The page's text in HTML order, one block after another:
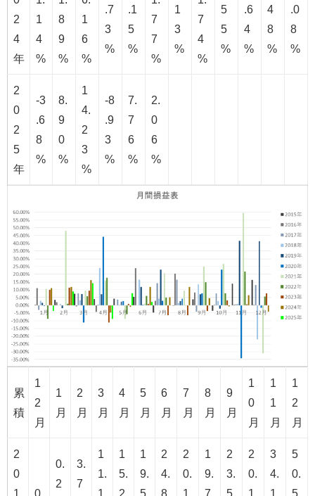
2
4
年
1
4
%
8
9
%
1
6
%
.7
3
%
.1
5
%
7
7
%
1
3
%
7
4
%
5
5
%
.6
4
%
4
8
%
.0
8
%
2
0
2
5
年
-3
.6
8
%
8.
9
0
%
1
4.
2
3
%
-8
.9
3
%
7.
7
6
%
2.
0
6
%
累
積
1
2
月
1
月
2
月
3
月
4
月
5
月
6
月
7
月
8
月
9
月
1
0
月
1
1
月
1
2
月
2
0
1
0
0.
2
3.
7
1
1.
1
1
5.
2
1
9.
5
2
4.
8
2
0.
1
1
9.
7
2
3.
5
2
0.
1
3
4.
1
5
0.
5